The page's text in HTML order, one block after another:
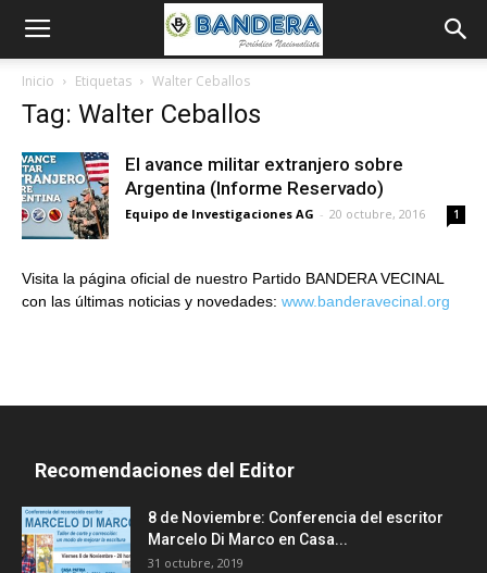
Inicio Etiquetas Walter Ceballos
Tag: Walter Ceballos
El avance militar extranjero sobre
Argentina (Informe Reservado)
Equipo de Investigaciones AG - 20 octubre, 2016 1
Visita la página oficial de nuestro Partido BANDERA VECINAL
con las últimas noticias y novedades: www.banderavecinal.org
Recomendaciones del Editor
8 de Noviembre: Conferencia del escritor
Marcelo Di Marco en Casa...
31 octubre, 2019